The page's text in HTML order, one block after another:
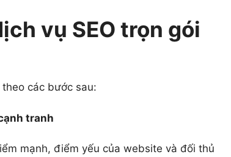
vụ SEO trọn gói
các bước sau:
tranh
mạnh, điểm yếu của website và đối thủ